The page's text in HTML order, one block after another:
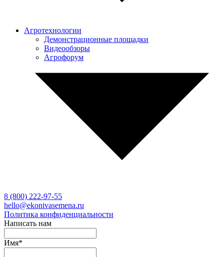
Агротехнологии
Демонстрационные площадки
Видеообзоры
Агрофорум
8 (800) 222-97-55
hello@ekonivasemena.ru
Политика конфиденциальности
Написать нам
Имя*